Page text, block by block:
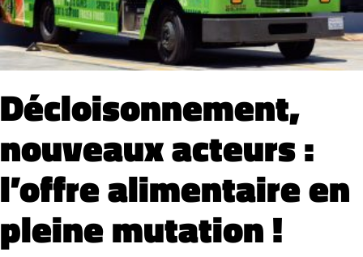
Décloisonnement,
nouveaux acteurs :
l’offre alimentaire en
pleine mutation !